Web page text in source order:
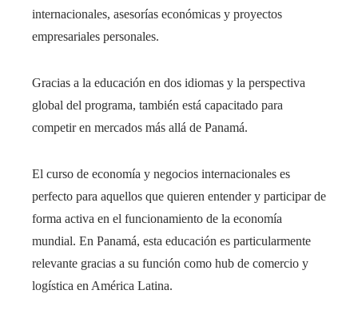
internacionales, asesorías económicas y proyectos
empresariales personales.
Gracias a la educación en dos idiomas y la perspectiva
global del programa, también está capacitado para
competir en mercados más allá de Panamá.
El curso de economía y negocios internacionales es
perfecto para aquellos que quieren entender y participar de
forma activa en el funcionamiento de la economía
mundial. En Panamá, esta educación es particularmente
relevante gracias a su función como hub de comercio y
logística en América Latina.